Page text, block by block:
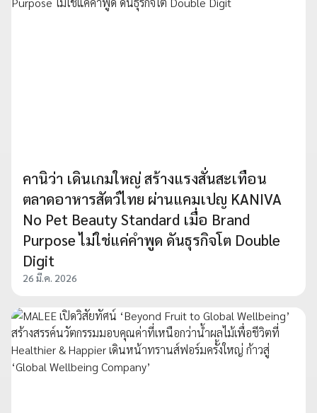
คานิว่า เดินเกมใหญ่ สร้างแรงสั่นสะเทือน
ตลาดอาหารสัตว์ไทย ผ่านแคมเปญ KANIVA
No Pet Beauty Standard เมื่อ Brand
Purpose ไม่ใช่แค่คำพูด ดันธุรกิจโต Double
Digit
26 มี.ค. 2026